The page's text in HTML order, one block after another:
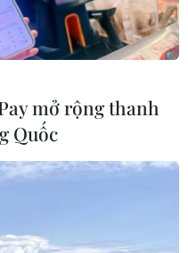
mở rộng thanh
Quốc